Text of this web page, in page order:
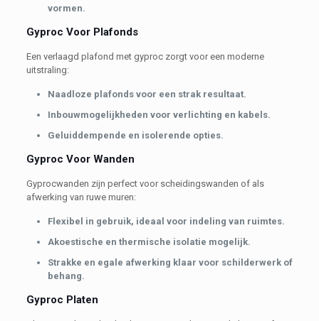
vormen.
Gyproc Voor Plafonds
Een verlaagd plafond met gyproc zorgt voor een moderne
uitstraling:
Naadloze plafonds voor een strak resultaat.
Inbouwmogelijkheden voor verlichting en kabels.
Geluiddempende en isolerende opties.
Gyproc Voor Wanden
Gyprocwanden zijn perfect voor scheidingswanden of als
afwerking van ruwe muren:
Flexibel in gebruik, ideaal voor indeling van ruimtes.
Akoestische en thermische isolatie mogelijk.
Strakke en egale afwerking klaar voor schilderwerk of
behang.
Gyproc Platen